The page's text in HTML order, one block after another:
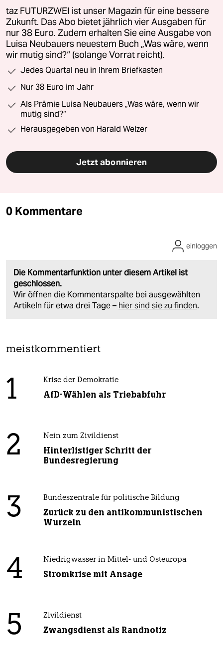
taz FUTURZWEI ist unser Magazin für eine bessere
Zukunft. Das Abo bietet jährlich vier Ausgaben für
nur 38 Euro. Zudem erhalten Sie eine Ausgabe von
Luisa Neubauers neuestem Buch „Was wäre, wenn
wir mutig sind?“ (solange Vorrat reicht).
Jedes Quartal neu in Ihrem Briefkasten
Nur 38 Euro im Jahr
Als Prämie Luisa Neubauers „Was wäre, wenn wir
mutig sind?“
Herausgegeben von Harald Welzer
Jetzt abonnieren
0 Kommentare
Die Kommentarfunktion unter diesem Artikel ist
geschlossen.
Wir öffnen die Kommentarspalte bei ausgewählten
Artikeln für etwa drei Tage – hier sind sie zu finden.
einloggen
meistkommentiert
1 Krise der Demokratie
AfD-Wählen als Triebabfuhr
2 Nein zum Zivildienst
Hinterlistiger Schritt der
Bundesregierung
3 Bundeszentrale für politische Bildung
Zurück zu den antikommunistischen
Wurzeln
4 Niedrigwasser in Mittel- und Osteuropa
Stromkrise mit Ansage
5 Zivildienst
Zwangsdienst als Randnotiz